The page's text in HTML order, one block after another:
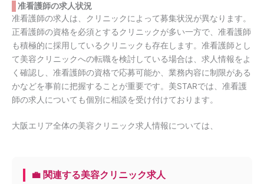
准看護師の求人状況
准看護師の求人は、クリニックによって募集状況が異なります。
正看護師の資格を必須とするクリニックが多い一方で、准看護師
も積極的に採用しているクリニックも存在します。准看護師とし
て美容クリニックへの転職を検討している場合は、求人情報をよ
く確認し、准看護師の資格で応募可能か、業務内容に制限がある
かなどを事前に把握することが重要です。美STARでは、准看護
師の求人についても個別に相談を受け付けております。
大阪エリア全体の美容クリニック求人情報については、
💼 関連する美容クリニック求人